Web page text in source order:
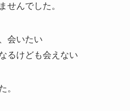
せんでした。
会いたい
るけども会えない
。